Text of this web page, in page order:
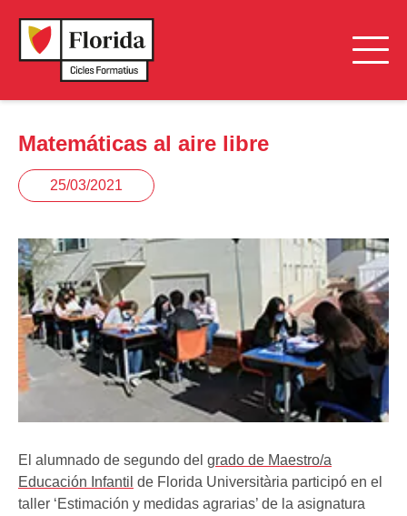
Matemáticas al aire libre
25/03/2021
El alumnado de segundo del grado de Maestro/a
Educación Infantil de Florida Universitària participó en el
taller ‘Estimación y medidas agrarias’ de la asignatura